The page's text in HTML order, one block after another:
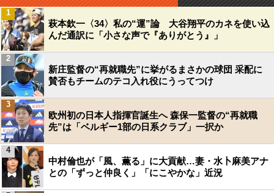
萩本欽一〈34〉私の“運”論 大谷翔平のカネを使い込
んだ通訳に「小さな声で『ありがとう』」
1
新庄監督の“再就職先”に挙がるまさかの球団 采配に
賛否もチームのテコ入れ役にうってつけ
2
欧州初の日本人指揮官誕生へ 森保一監督の“再就職
先”は「ベルギー1部の日系クラブ」一択か
3
中村倫也が「風、薫る」に大貢献…妻・水卜麻美アナ
との「ずっと仲良く」「にこやかな」近況
4